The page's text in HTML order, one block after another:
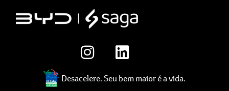
Desacelere. Seu bem maior é a vida.